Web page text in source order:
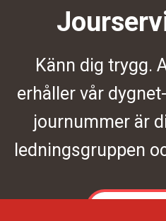
Känn dig trygg.
erhåller vår
journummer är
ledningsgruppen